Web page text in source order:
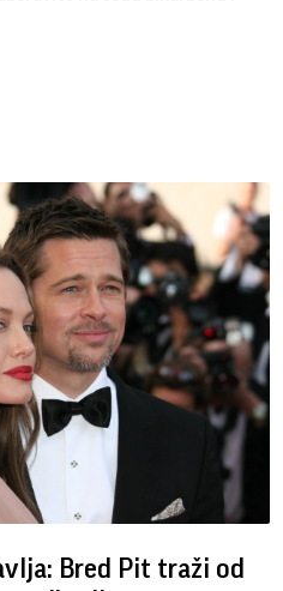
Bred ​​Pit traži od